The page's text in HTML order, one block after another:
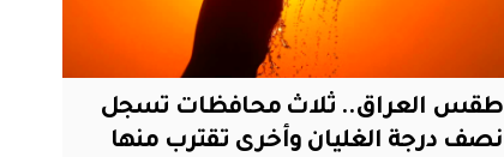
طقس العراق.. ثلاث محافظات تسجل
نصف درجة الغليان وأخرى تقترب منها